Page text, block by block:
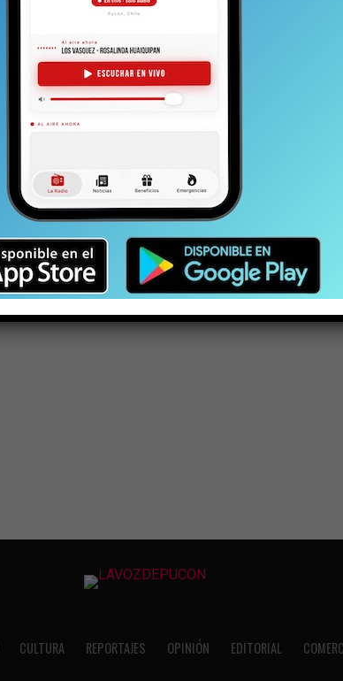
CULTURA REPORTAJES OPINIÓN EDITORIAL